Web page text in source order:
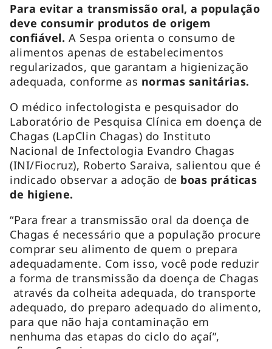
Para evitar a transmissão oral, a população
deve consumir produtos de origem
confiável. A Sespa orienta o consumo de
alimentos apenas de estabelecimentos
regularizados, que garantam a higienização
adequada, conforme as normas sanitárias.
O médico infectologista e pesquisador do
Laboratório de Pesquisa Clínica em doença de
Chagas (LapClin Chagas) do Instituto
Nacional de Infectologia Evandro Chagas
(INI/Fiocruz), Roberto Saraiva, salientou que é
indicado observar a adoção de boas práticas
de higiene.
“Para frear a transmissão oral da doença de
Chagas é necessário que a população procure
comprar seu alimento de quem o prepara
adequadamente. Com isso, você pode reduzir
a forma de transmissão da doença de Chagas
através da colheita adequada, do transporte
adequado, do preparo adequado do alimento,
para que não haja contaminação em
nenhuma das etapas do ciclo do açaí”,